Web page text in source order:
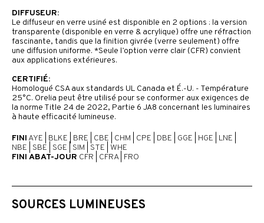
DIFFUSEUR:
Le diffuseur en verre usiné est disponible en 2 options : la version
transparente (disponible en verre & acrylique) offre une réfraction
fascinante, tandis que la finition givrée (verre seulement) offre
une diffusion uniforme. *Seule l’option verre clair (CFR) convient
aux applications extérieures.
CERTIFIÉ:
Homologué CSA aux standards UL Canada et É.-U. - Température
25°C. Orelia peut être utilisé pour se conformer aux exigences de
la norme Title 24 de 2022, Partie 6 JA8 concernant les luminaires
à haute efficacité lumineuse.
FINI AYE BLKE BRE CBE CHM CPE DBE GGE HGE LNE
NBE
SBE SGE SIM STE WHE
FINI ABAT-JOUR CFR CFRA| FRO
SOURCES LUMINEUSES